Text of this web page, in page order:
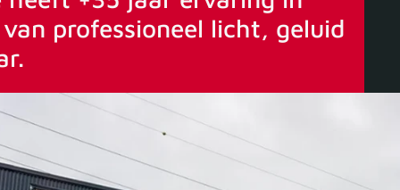
professioneel licht, geluid